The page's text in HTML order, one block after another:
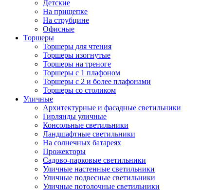
Детские
На прищепке
На струбцине
Офисные
Торшеры
Торшеры для чтения
Торшеры изогнутые
Торшеры на треноге
Торшеры с 1 плафоном
Торшеры с 2 и более плафонами
Торшеры со столиком
Уличные
Архитектурные и фасадные светильники
Гирлянды уличные
Консольные светильники
Ландшафтные светильники
На солнечных батареях
Прожекторы
Садово-парковые светильники
Уличные настенные светильники
Уличные подвесные светильники
Уличные потолочные светильники